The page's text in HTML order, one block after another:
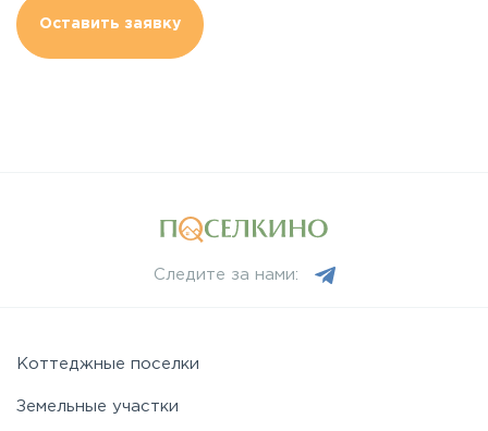
Оставить заявку
Следите за нами:
Коттеджные поселки
Земельные участки